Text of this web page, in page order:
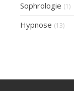
Sophrologie (1)
Hypnose (13)